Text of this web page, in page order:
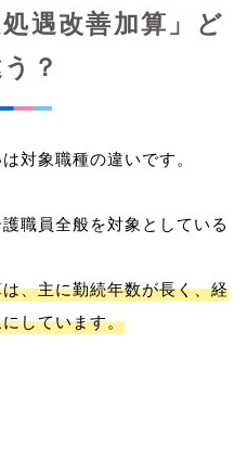
処遇改善加算」ど
？
対象職種の違いです。
職員全般を対象としている
、主に勤続年数が長く、経
しています。